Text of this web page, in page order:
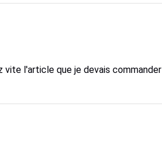
vite l'article que je devais commander